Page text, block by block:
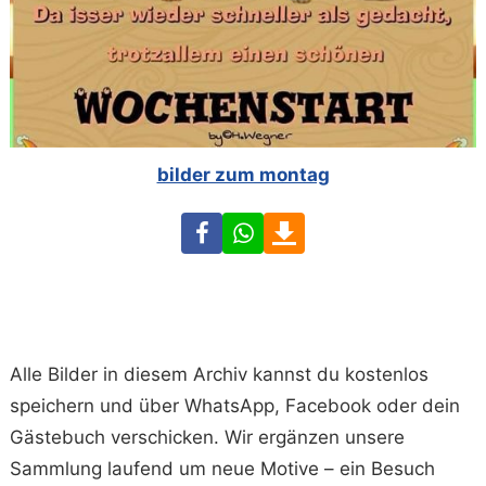
bilder zum montag
FacebookWhatsApp
Alle Bilder in diesem Archiv kannst du kostenlos
speichern und über WhatsApp, Facebook oder dein
Gästebuch verschicken. Wir ergänzen unsere
Sammlung laufend um neue Motive – ein Besuch